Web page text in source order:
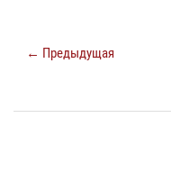
← Предыдущая